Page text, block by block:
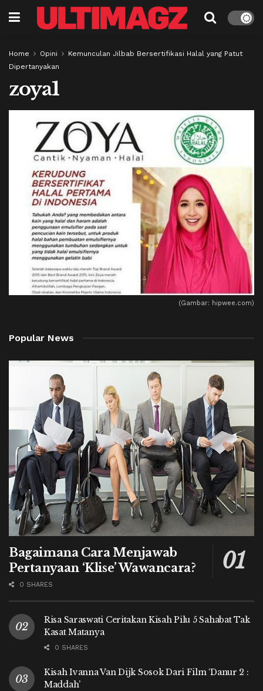
Home Opini
Kemunculan Jilbab Bersertifikasi Halal yang Patut
Dipertanyakan
zoya1
(Gambar: hipwee.com)
Popular News
Bagaimana Cara Menjawab
Pertanyaan ‘Klise’ Wawancara?
0 SHARES
Risa Saraswati Ceritakan Kisah Pilu 5 Sahabat Tak
Kasat Matanya
0 SHARES
Kisah Ivanna Van Dijk Sosok Dari Film ‘Danur 2 :
Maddah’